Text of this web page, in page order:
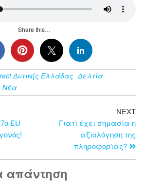
Share this…
Δυτικής Ελλάδας Δελτία
Νέα
EU
NEXT
Γιατί έχει σημασία η
αξιολόγηση της
πληροφορίας?
απάντηση